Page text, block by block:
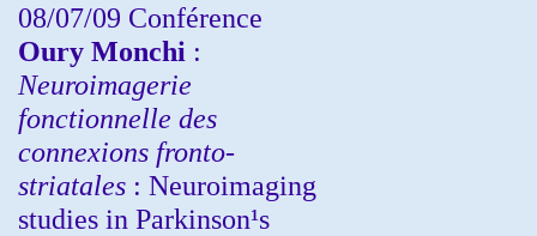
08/07/09 Conférence
Oury Monchi :
Neuroimagerie
fonctionnelle des
connexions fronto-
striatales : Neuroimaging
studies in Parkinson¹s